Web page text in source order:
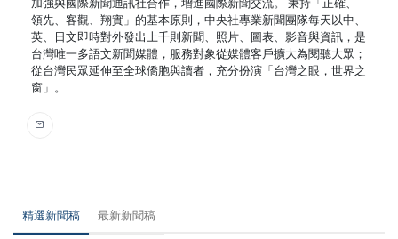
領先、客觀、翔實」的基本原則，中央社專業新聞團隊每天以中、
英、日文即時對外發出上千則新聞、照片、圖表、影音與資訊，是
台灣唯一多語文新聞媒體，服務對象從媒體客戶擴大為閱聽大眾；
從台灣民眾延伸至全球僑胞與讀者，充分扮演「台灣之眼，世界之
窗」。
精選新聞稿 最新新聞稿